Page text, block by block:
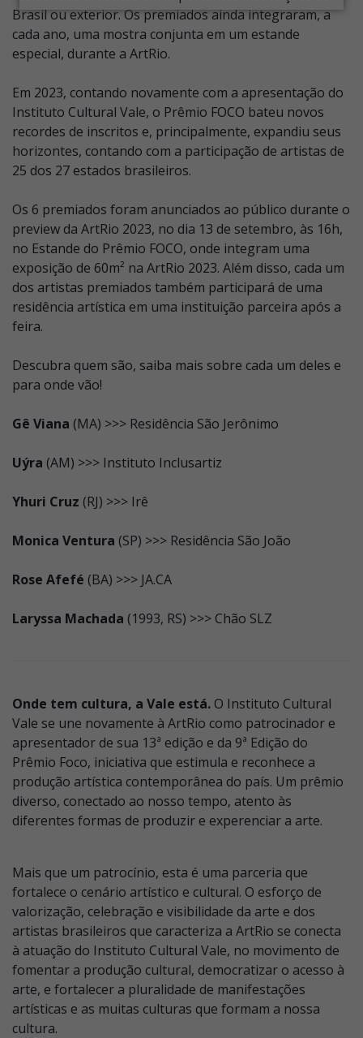
Brasil ou exterior. Os premiados ainda integraram, a
cada ano, uma mostra conjunta em um estande
especial, durante a ArtRio.
Em 2023, contando novamente com a apresentação do
Instituto Cultural Vale, o Prêmio FOCO bateu novos
recordes de inscritos e, principalmente, expandiu seus
horizontes, contando com a participação de artistas de
25 dos 27 estados brasileiros.
Os 6 premiados foram anunciados ao público durante o
preview da ArtRio 2023, no dia 13 de setembro, às 16h,
no Estande do Prêmio FOCO, onde integram uma
exposição de 60m² na ArtRio 2023. Além disso, cada um
dos artistas premiados também participará de uma
residência artística em uma instituição parceira após a
feira.
Descubra quem são, saiba mais sobre cada um deles e
para onde vão!
Gê Viana (MA) >>> Residência São Jerônimo
Uýra (AM) >>> Instituto Inclusartiz
Yhuri Cruz (RJ) >>> Irê
Monica Ventura (SP) >>> Residência São João
Rose Afefé (BA) >>> JA.CA
Laryssa Machada (1993, RS) >>> Chão SLZ
Onde tem cultura, a Vale está. O Instituto Cultural
Vale se une novamente à ArtRio como patrocinador e
apresentador de sua 13ª edição e da 9ª Edição do
Prêmio Foco, iniciativa que estimula e reconhece a
produção artística contemporânea do país. Um prêmio
diverso, conectado ao nosso tempo, atento às
diferentes formas de produzir e experenciar a arte.
Mais que um patrocínio, esta é uma parceria que
fortalece o cenário artístico e cultural. O esforço de
valorização, celebração e visibilidade da arte e dos
artistas brasileiros que caracteriza a ArtRio se conecta
à atuação do Instituto Cultural Vale, no movimento de
fomentar a produção cultural, democratizar o acesso à
arte, e fortalecer a pluralidade de manifestações
artísticas e as muitas culturas que formam a nossa
cultura.